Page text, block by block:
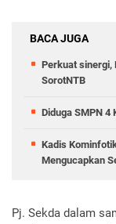
BACA JUGA
Perkuat sinergi,
SorotNTB
Diduga SMPN 4
Kadis
Mengucapkan
Pj. Sekda dalam